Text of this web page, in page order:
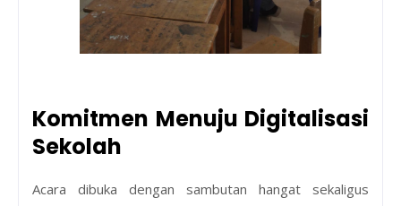
Komitmen Menuju Digitalisasi
Sekolah
Acara dibuka dengan sambutan hangat sekaligus